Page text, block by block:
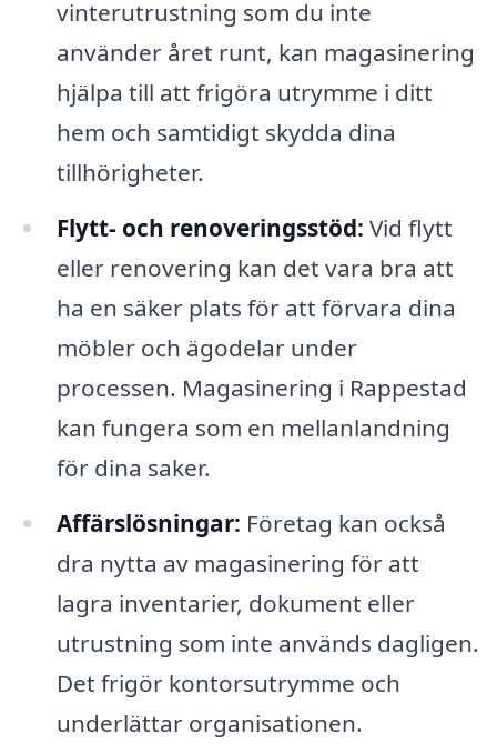
vinterutrustning som du inte
använder året runt, kan magasinering
hjälpa till att frigöra utrymme i ditt
hem och samtidigt skydda dina
tillhörigheter.
Flytt- och renoveringsstöd: Vid flytt
eller renovering kan det vara bra att
ha en säker plats för att förvara dina
möbler och ägodelar under
processen. Magasinering i Rappestad
kan fungera som en mellanlandning
för dina saker.
Affärslösningar: Företag kan också
dra nytta av magasinering för att
lagra inventarier, dokument eller
utrustning som inte används dagligen.
Det frigör kontorsutrymme och
underlättar organisationen.